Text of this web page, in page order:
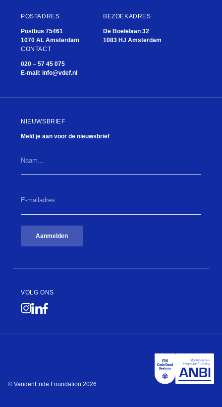
POSTADRES
Postbus 75461
1070 AL Amsterdam
BEZOEKADRES
De Boelelaan 32
1083 HJ Amsterdam
CONTACT
020 – 57 45 075
E-mail: info@vdef.nl
NIEUWSBRIEF
Meld je aan voor de nieuwsbrief
mailadres...
(Vereist)
Aanmelden
VOLG ONS
© VandenEnde Foundation 2026